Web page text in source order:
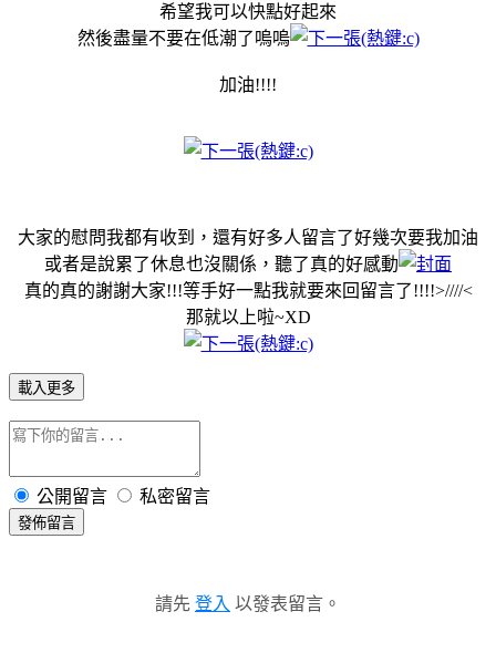
希望我可以快點好起來
然後盡量不要在低潮了嗚嗚
加油!!!!
大家的慰問我都有收到，還有好多人留言了好幾次要我加油
或者是說累了休息也沒關係，聽了真的好感動
真的真的謝謝大家!!!等手好一點我就要來回留言了!!!!>////<
那就以上啦~XD
載入更多
公開留言 私密留言
發佈留言
請先 登入 以發表留言。